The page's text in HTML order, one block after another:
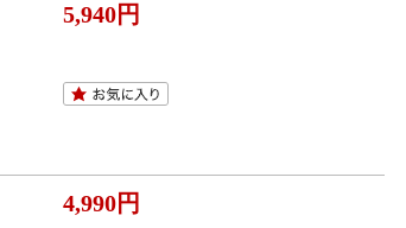
5,940円
4,990円